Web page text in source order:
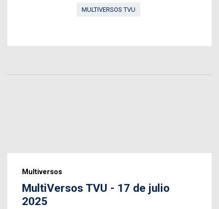
MULTIVERSOS TVU
Multiversos
MultiVersos TVU - 17 de julio
2025